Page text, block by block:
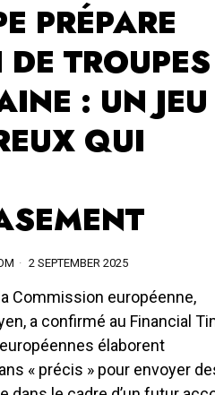
PRÉPARE
DE TROUPES
: UN JEU
QUI
2 SEPTEMBER 2025
Commission européenne,
a confirmé au Financial
élaborent
« précis » pour envoyer